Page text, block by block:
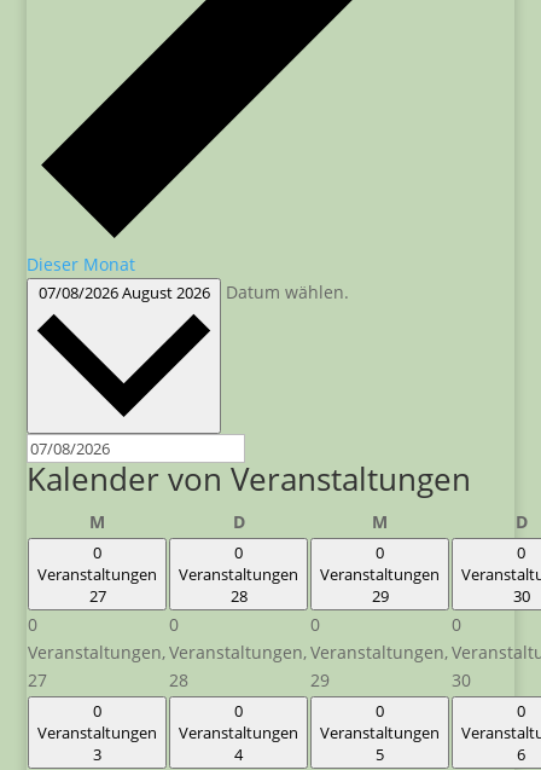
Dieser Monat
07/08/2026August 2026 Datum wählen.
Kalender von Veranstaltungen
M DDienstag M D
0
Veranstaltungen
27
0
Veranstaltungen,
27
0
Veranstaltungen
28
0
Veranstaltungen,
28
0
Veranstaltungen
29
0
Veranstaltungen,
29
0
30
0
30
0
Veranstaltungen
3
0
Veranstaltungen
4
0
Veranstaltungen
5
0
6